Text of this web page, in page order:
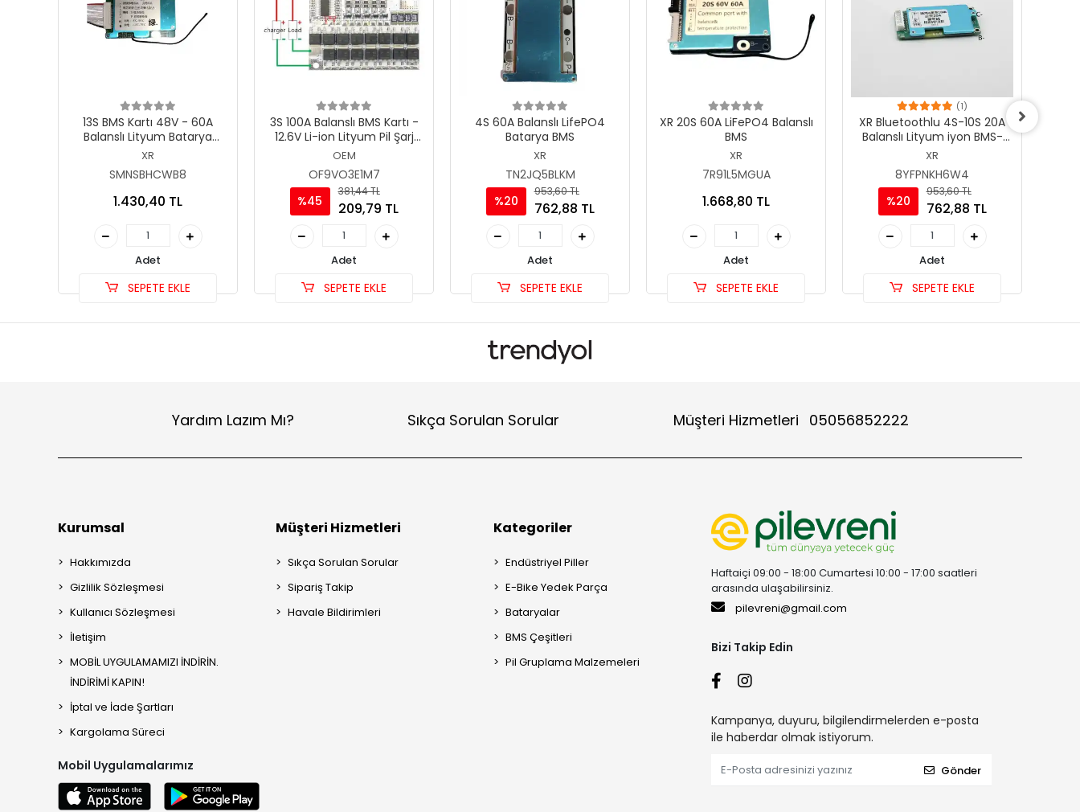
13S BMS Kartı 48V - 60A
Balanslı Lityum Batarya
Koruma Devresi (XR)
XR
SMNSBHCWB8
1.430,40 TL
Adet
SEPETE EKLE
3S 100A Balanslı BMS Kartı -
12.6V Li-ion Lityum Pil Şarj
Koruma Devresi
OEM
OF9VO3E1M7
%45
381,44 TL
209,79 TL
Adet
SEPETE EKLE
4S 60A Balanslı LifePO4
Batarya BMS
XR
TN2JQ5BLKM
%20
953,60 TL
762,88 TL
Adet
SEPETE EKLE
XR 20S 60A LiFePO4 Balanslı
BMS
XR
7R91L5MGUA
1.668,80 TL
Adet
SEPETE EKLE
(1)
XR Bluetoothlu 4S-10S 20A
Balanslı Lityum iyon BMS-
Ntc
XR
8YFPNKH6W4
%20
953,60 TL
762,88 TL
Adet
SEPETE EKLE
Yardım Lazım Mı? Sıkça Sorulan Sorular Müşteri Hizmetleri 05056852222
Kurumsal
Hakkımızda
Gizlilik Sözleşmesi
Kullanıcı Sözleşmesi
İletişim
MOBİL UYGULAMAMIZI İNDİRİN.
İNDİRİMİ KAPIN!
İptal ve İade Şartları
Kargolama Süreci
Mobil Uygulamalarımız
Müşteri Hizmetleri
Sıkça Sorulan Sorular
Sipariş Takip
Havale Bildirimleri
Kategoriler
Endüstriyel Piller
E-Bike Yedek Parça
Bataryalar
BMS Çeşitleri
Pil Gruplama Malzemeleri
Haftaiçi 09:00 - 18:00 Cumartesi 10:00 - 17:00 saatleri
arasında ulaşabilirsiniz.
pilevreni@gmail.com
Bizi Takip Edin
Kampanya, duyuru, bilgilendirmelerden e-posta
ile haberdar olmak istiyorum.
Gönder